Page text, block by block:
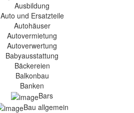
Ausbildung
Auto und Ersatzteile
Autohäuser
Autovermietung
Autoverwertung
Babyausstattung
Bäckereien
Balkonbau
Banken
Bars
Bau allgemein